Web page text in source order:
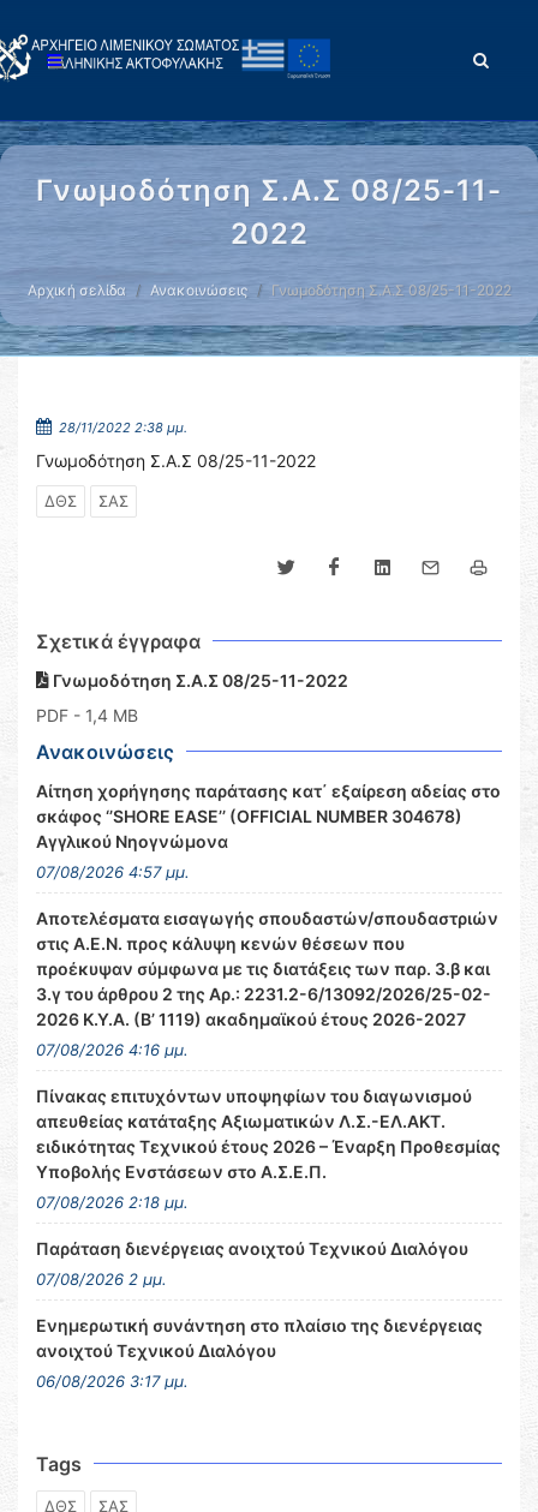
Γνωμοδότηση Σ.Α.Σ 08/25-11-
2022
Αρχική σελίδα Ανακοινώσεις Γνωμοδότηση Σ.Α.Σ 08/25-11-2022
28/11/2022 2:38 μμ.
Γνωμοδότηση Σ.Α.Σ 08/25-11-2022
ΔΘΣ ΣΑΣ
Σχετικά έγγραφα
Γνωμοδότηση Σ.Α.Σ 08/25-11-2022
PDF - 1,4 MB
Ανακοινώσεις
Αίτηση χορήγησης παράτασης κατ΄ εξαίρεση αδείας στο
σκάφος ‘’SHORE EASE’’ (OFFICIAL NUMBER 304678)
Αγγλικού Νηογνώμονα
07/08/2026 4:57 μμ.
Αποτελέσματα εισαγωγής σπουδαστών/σπουδαστριών
στις Α.Ε.Ν. προς κάλυψη κενών θέσεων που
προέκυψαν σύμφωνα με τις διατάξεις των παρ. 3.β και
3.γ του άρθρου 2 της Αρ.: 2231.2-6/13092/2026/25-02-
2026 Κ.Υ.Α. (Β’ 1119) ακαδημαϊκού έτους 2026-2027
07/08/2026 4:16 μμ.
Πίνακας επιτυχόντων υποψηφίων του διαγωνισμού
απευθείας κατάταξης Αξιωματικών Λ.Σ.-ΕΛ.ΑΚΤ.
ειδικότητας Τεχνικού έτους 2026 – Έναρξη Προθεσμίας
Υποβολής Ενστάσεων στο Α.Σ.Ε.Π.
07/08/2026 2:18 μμ.
Παράταση διενέργειας ανοιχτού Τεχνικού Διαλόγου
07/08/2026 2 μμ.
Ενημερωτική συνάντηση στο πλαίσιο της διενέργειας
ανοιχτού Τεχνικού Διαλόγου
06/08/2026 3:17 μμ.
Tags
ΔΘΣ ΣΑΣ